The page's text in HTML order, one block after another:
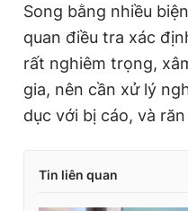
Song bằng nhiều
quan điều tra xác
rất nghiêm trọng,
gia, nên cần xử lý
dục với bị cáo, và
Tin liên quan